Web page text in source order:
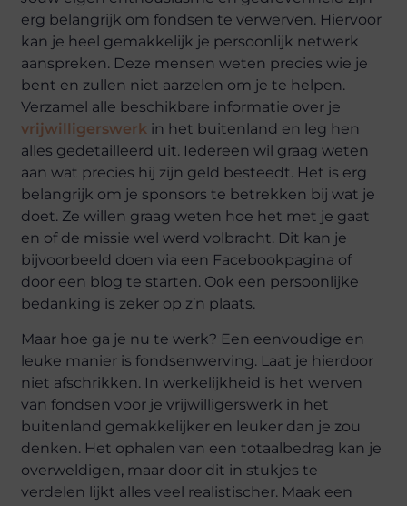
erg belangrijk om fondsen te verwerven. Hiervoor
kan je heel gemakkelijk je persoonlijk netwerk
aanspreken. Deze mensen weten precies wie je
bent en zullen niet aarzelen om je te helpen.
Verzamel alle beschikbare informatie over je
vrijwilligerswerk in het buitenland en leg hen
alles gedetailleerd uit. Iedereen wil graag weten
aan wat precies hij zijn geld besteedt. Het is erg
belangrijk om je sponsors te betrekken bij wat je
doet. Ze willen graag weten hoe het met je gaat
en of de missie wel werd volbracht. Dit kan je
bijvoorbeeld doen via een Facebookpagina of
door een blog te starten. Ook een persoonlijke
bedanking is zeker op z’n plaats.
Maar hoe ga je nu te werk? Een eenvoudige en
leuke manier is fondsenwerving. Laat je hierdoor
niet afschrikken. In werkelijkheid is het werven
van fondsen voor je vrijwilligerswerk in het
buitenland gemakkelijker en leuker dan je zou
denken. Het ophalen van een totaalbedrag kan je
overweldigen, maar door dit in stukjes te
verdelen lijkt alles veel realistischer. Maak een